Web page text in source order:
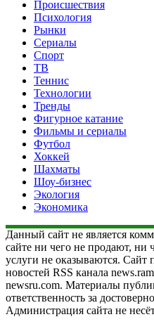
Происшествия
Психология
Рынки
Сериалы
Спорт
ТВ
Теннис
Технологии
Тренды
Фигурное катание
Фильмы и сериалы
Футбол
Хоккей
Шахматы
Шоу-бизнес
Экология
Экономика
Данный сайт не является
сайте ни чего не продают, ни
услуги не оказываются. Сайт
новостей RSS канала
newsru.com. Материалы
ответственность за
Администрация сайта не